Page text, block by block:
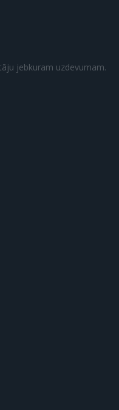
Apple
jebkuram uzdevumam.